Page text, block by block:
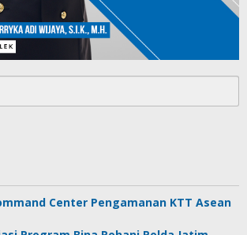
Center Pengamanan KTT Asean